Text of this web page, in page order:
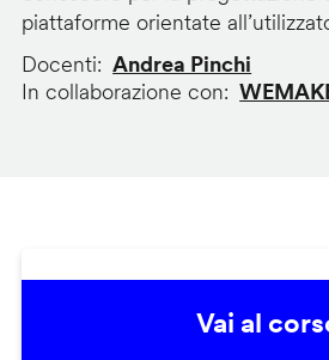
piattaforme orientate
Docenti
Andrea Pinchi
In collaborazione con
Vai al